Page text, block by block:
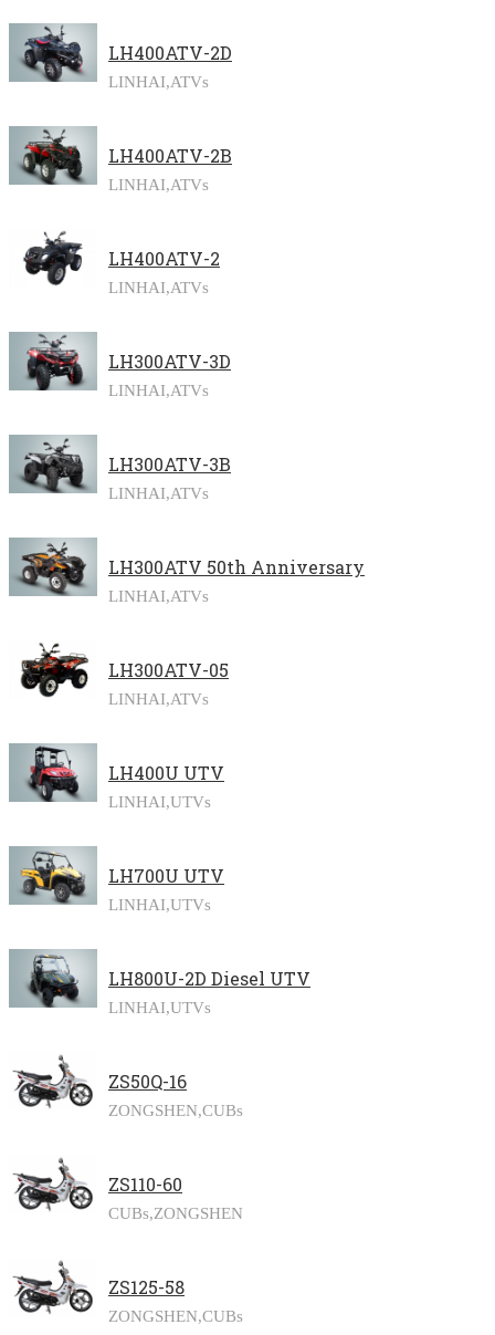
LH400ATV-2D
LINHAI,ATVs
LH400ATV-2B
LINHAI,ATVs
LH400ATV-2
LINHAI,ATVs
LH300ATV-3D
LINHAI,ATVs
LH300ATV-3B
LINHAI,ATVs
LH300ATV 50th Anniversary
LINHAI,ATVs
LH300ATV-05
LINHAI,ATVs
LH400U UTV
LINHAI,UTVs
LH700U UTV
LINHAI,UTVs
LH800U-2D Diesel UTV
LINHAI,UTVs
ZS50Q-16
ZONGSHEN,CUBs
ZS110-60
CUBs,ZONGSHEN
ZS125-58
ZONGSHEN,CUBs